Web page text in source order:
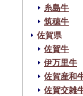
糸島牛
筑穂牛
佐賀県
佐賀牛
伊万里牛
佐賀産和
佐賀交雑